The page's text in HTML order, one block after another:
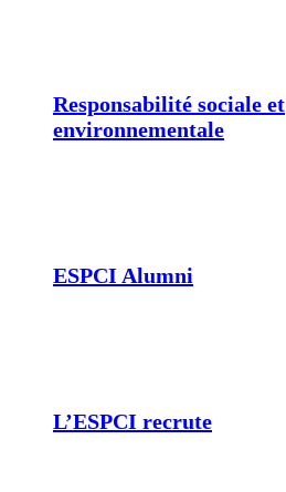
Responsabilité sociale et
environnementale
ESPCI Alumni
L’ESPCI recrute